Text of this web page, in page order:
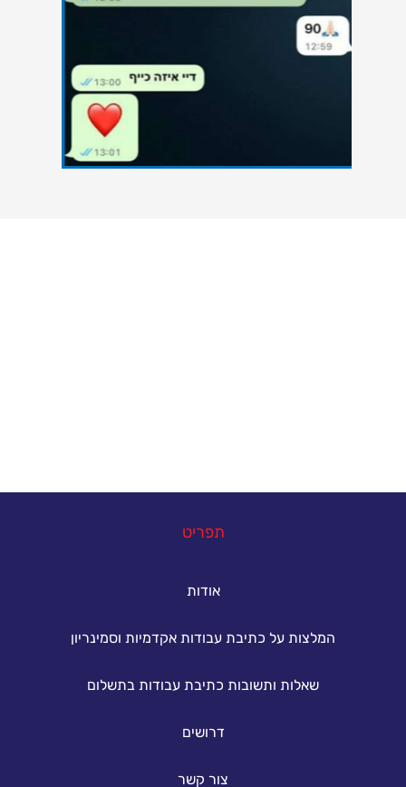
תפריט
אודות
המלצות על כתיבת עבודות אקדמיות וסמינריון
שאלות ותשובות כתיבת עבודות בתשלום
דרושים
צור קשר